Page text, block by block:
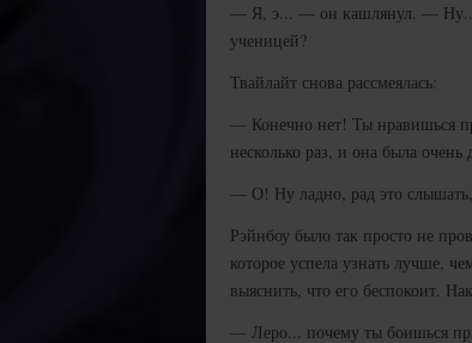
— Я, э... — он кашлянул. — Ну... а
ученицей?
Твайлайт снова рассмеялась:
— Конечно нет! Ты нравишься
несколько раз, и она была
— О! Ну ладно, рад это
Рэйнбоу было так просто не
которое успела узнать лучше,
выяснить, что его беспокоит.
— Леро... почему ты боишься